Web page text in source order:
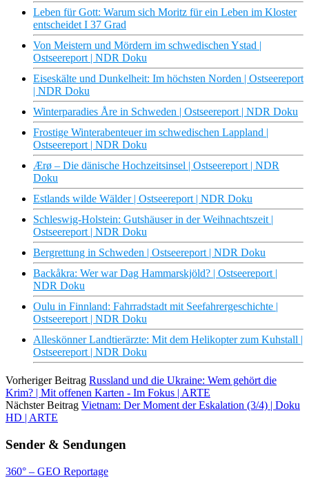
Leben für Gott: Warum sich Moritz für ein Leben im Kloster
entscheidet I 37 Grad
Von Meistern und Mördern im schwedischen Ystad |
Ostseereport | NDR Doku
Eiseskälte und Dunkelheit: Im höchsten Norden | Ostseereport
| NDR Doku
Winterparadies Åre in Schweden | Ostseereport | NDR Doku
Frostige Winterabenteuer im schwedischen Lappland |
Ostseereport | NDR Doku
Ærø – Die dänische Hochzeitsinsel | Ostseereport | NDR
Doku
Estlands wilde Wälder | Ostseereport | NDR Doku
Schleswig-Holstein: Gutshäuser in der Weihnachtszeit |
Ostseereport | NDR Doku
Bergrettung in Schweden | Ostseereport | NDR Doku
Backåkra: Wer war Dag Hammarskjöld? | Ostseereport |
NDR Doku
Oulu in Finnland: Fahrradstadt mit Seefahrergeschichte |
Ostseereport | NDR Doku
Alleskönner Landtierärzte: Mit dem Helikopter zum Kuhstall |
Ostseereport | NDR Doku
Vorheriger Beitrag Russland und die Ukraine: Wem gehört die
Krim? | Mit offenen Karten - Im Fokus | ARTE
Nächster Beitrag Vietnam: Der Moment der Eskalation (3/4) | Doku
HD | ARTE
Sender & Sendungen
360° – GEO Reportage